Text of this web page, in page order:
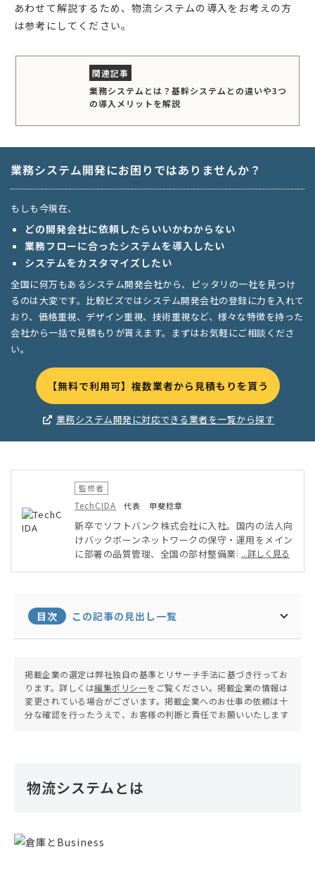
あわせて解説するため、物流システムの導入をお考えの方
は参考にしてください。
業務システムとは？基幹システムとの違いや3つ
の導入メリットを解説
業務システム開発にお困りではありませんか？
もしも今現在、
どの開発会社に依頼したらいいかわからない
業務フローに合ったシステムを導入したい
システムをカスタマイズしたい
全国に何万もあるシステム開発会社から、ピッタリの一社を見つけ
るのは大変です。比較ビズではシステム開発会社の登録に力を入れて
おり、価格重視、デザイン重視、技術重視など、様々な特徴を持った
会社から一括で見積もりが貰えます。まずはお気軽にご相談くださ
い。
【無料で利用可】複数業者から見積もりを貰う
業務システム開発に対応できる業者を一覧から探す
監修者
TechCIDA 代表 甲斐稔章
新卒でソフトバンク株式会社に入社。国内の法人向
けバックボーンネットワークの保守・運用をメイン
に部署の品質管理、全国の部材整備業務を実施。そ
ラエンジニアとして活動。現在は地元に戻りフリー
ランスエンジニア兼子ども向けプログラミング教室
の運営を行う。
...詳しく見る
目次 この記事の見出し一覧
掲載企業の選定は弊社独自の基準とリサーチ手法に基づき行ってお
ります。詳しくは編集ポリシーをご覧ください。掲載企業の情報は
変更されている場合がございます。掲載企業へのお仕事の依頼は十
分な確認を行ったうえで、お客様の判断と責任でお願いいたします
物流システムとは